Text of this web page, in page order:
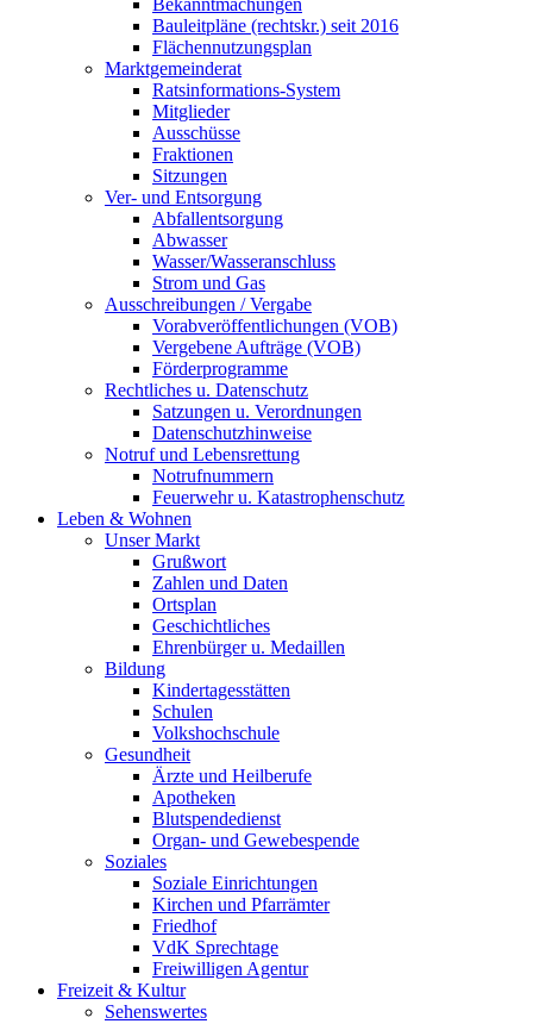
Bekanntmachungen
Bauleitpläne (rechtskr.) seit 2016
Flächennutzungsplan
Marktgemeinderat
Ratsinformations-System
Mitglieder
Ausschüsse
Fraktionen
Sitzungen
Ver- und Entsorgung
Abfallentsorgung
Abwasser
Wasser/Wasseranschluss
Strom und Gas
Ausschreibungen / Vergabe
Vorabveröffentlichungen (VOB)
Vergebene Aufträge (VOB)
Förderprogramme
Rechtliches u. Datenschutz
Satzungen u. Verordnungen
Datenschutzhinweise
Notruf und Lebensrettung
Notrufnummern
Feuerwehr u. Katastrophenschutz
Leben & Wohnen
Unser Markt
Grußwort
Zahlen und Daten
Ortsplan
Geschichtliches
Ehrenbürger u. Medaillen
Bildung
Kindertagesstätten
Schulen
Volkshochschule
Gesundheit
Ärzte und Heilberufe
Apotheken
Blutspendedienst
Organ- und Gewebespende
Soziales
Soziale Einrichtungen
Kirchen und Pfarrämter
Friedhof
VdK Sprechtage
Freiwilligen Agentur
Freizeit & Kultur
Sehenswertes